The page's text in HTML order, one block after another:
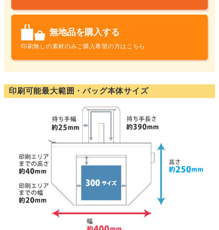
無地品を購入する
印刷無しの素材のみご購入希望の方はこちら
印刷可能最大範囲・バッグ本体サイズ